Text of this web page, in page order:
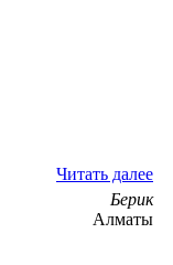
Читать далее
Берик
Алматы